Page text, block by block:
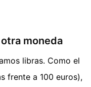
moneda
libras. Como el
frente a 100 euros),